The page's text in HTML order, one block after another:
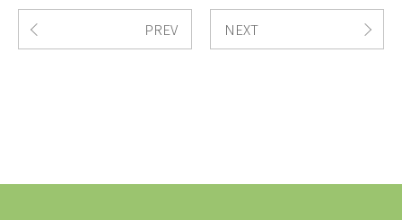
PREV NEXT